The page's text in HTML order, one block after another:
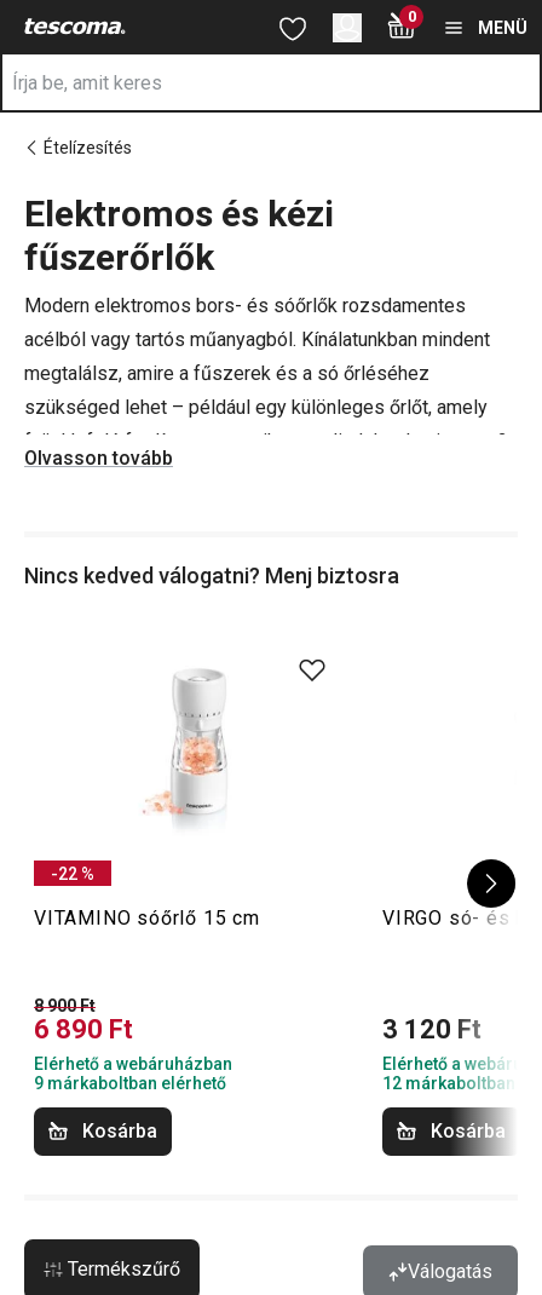
Ugrás a fő tartalomhoz
Ugrás a kereséshez
Ugrás a navigációhoz 0
MENÜ
Ételízesítés
Elektromos és kézi
fűszerőrlők
Modern elektromos bors- és sóőrlők rozsdamentes
acélból vagy tartós műanyagból. Kínálatunkban mindent
megtalálsz, amire a fűszerek és a só őrléséhez
szükséged lehet – például egy különleges őrlőt, amely
fejjel lefelé fordítva automatikusan elindul, valamint egy 2
az 1-ben elektromos bors- és sóőrlőt. Ne felejtsd el
minden készen álljon, ha betoppannának a vendégek!
Olvasson tovább
Nincs kedved válogatni? Menj biztosra
-22 %
VITAMINO sóőrlő 15 cm
8 900 Ft
6 890 Ft
Elérhető a webáruházban
9 márkaboltban elérhető
Kosárba
VIRGO só- és
3 120 Ft
Elérhető a
12 márkaboltban
Kosárba
Termékszűrő Válogatás